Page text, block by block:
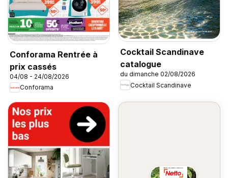
Conforama Rentrée à
prix cassés
04/08 - 24/08/2026
Conforama
Cocktail Scandinave
catalogue
du dimanche 02/08/2026
Cocktail Scandinave